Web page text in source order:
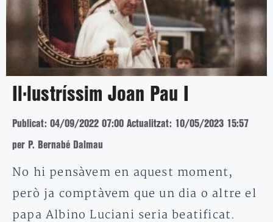
Il·lustríssim Joan Pau I
Publicat: 04/09/2022 07:00 Actualitzat: 10/05/2023 15:57
per P. Bernabé Dalmau
No hi pensàvem en aquest moment,
però ja comptàvem que un dia o altre el
papa Albino Luciani seria beatificat.